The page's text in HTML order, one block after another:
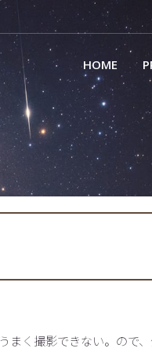
HOME
く撮影できない。ので